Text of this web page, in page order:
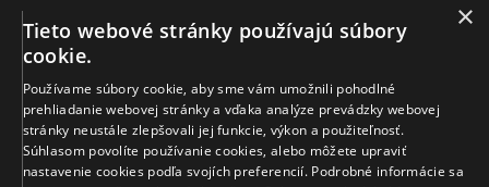
KONTAKT
Naše klenotníctva
Sídlo spoločnosti
×
Tieto webové stránky používajú súbory
cookie.
Používame súbory cookie, aby sme vám umožnili pohodlné
prehliadanie webovej stránky a vďaka analýze prevádzky webovej
stránky neustále zlepšovali jej funkcie, výkon a použiteľnosť.
Súhlasom povolíte používanie cookies, alebo môžete upraviť
nastavenie cookies podľa svojích preferencií. Podrobné informácie sa